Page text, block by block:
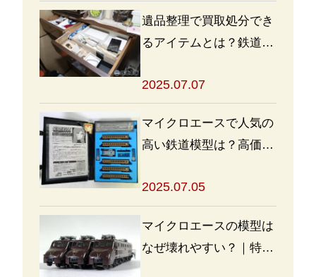
遺品整理で買取処分でき
るアイテムとは？鉄道グ
も
2025.07.07
マイクロエースで人気の
高い鉄道模型は？高価買
2025.07.05
マイクロエースの模型は
なぜ壊れやすい？｜特徴